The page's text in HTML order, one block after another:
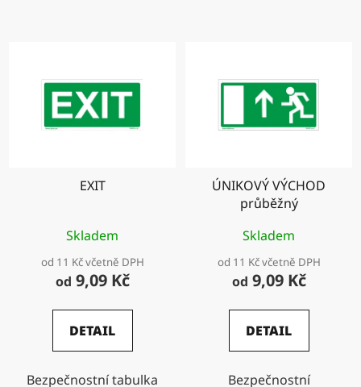
EXIT
Skladem
od 11 Kč včetně DPH
od 9,09 Kč
DETAIL
Bezpečnostní tabulka
ÚNIKOVÝ VÝCHOD
průběžný
Skladem
od 11 Kč včetně DPH
od 9,09 Kč
DETAIL
Bezpečnostní